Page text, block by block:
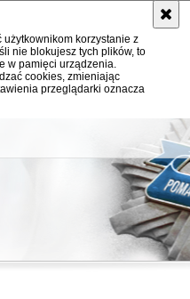
użytkownikom korzystanie z
nie blokujesz tych plików, to
w pamięci urządzenia.
cookies, zmieniając
przeglądarki oznacza